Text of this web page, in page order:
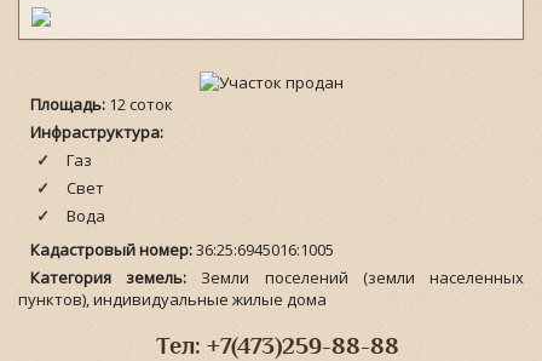
Площадь: 12 соток
Инфраструктура:
Газ
Свет
Вода
Кадастровый номер:36:25:6945016:1005
Категория земель: Земли поселений (земли населенных
пунктов), индивидуальные жилые дома
Тел: +7(473)259-88-88